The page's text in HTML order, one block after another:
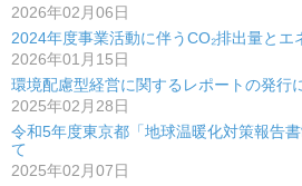
シ
ョ
ン
2026年02月06日
2024年度事業活動に伴うCO₂排出量とエ
2026年01月15日
環境配慮型経営に関するレポートの発行
2025年02月28日
令和5年度東京都「地球温暖化対策報告
て
2025年02月07日